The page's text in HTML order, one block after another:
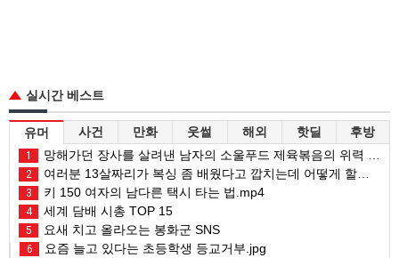
실시간 베스트
유머 사건 만화 웃썰 해외 핫딜 후방
1 망해가던 장사를 살려낸 남자의 소울푸드 제육볶음의 위력 ㅋㅋ
2 여러분 13살짜리가 복싱 좀 배웠다고 깝치는데 어떻게 할까요?
3 키 150 여자의 남다른 택시 타는 법.mp4
4 세계 담배 시총 TOP 15
5 요새 치고 올라오는 봉화군 SNS
6 요즘 늘고 있다는 초등학생 등교거부.jpg